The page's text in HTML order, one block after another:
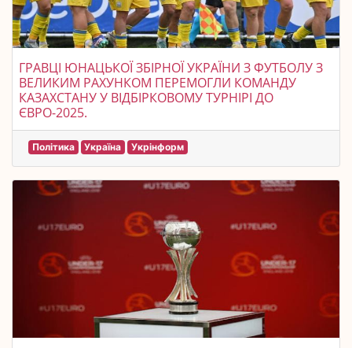
ГРАВЦІ ЮНАЦЬКОЇ ЗБІРНОЇ УКРАЇНИ З ФУТБОЛУ З
ВЕЛИКИМ РАХУНКОМ ПЕРЕМОГЛИ КОМАНДУ
КАЗАХСТАНУ У ВІДБІРКОВОМУ ТУРНІРІ ДО
ЄВРО-2025.
Політика Україна Укрінформ